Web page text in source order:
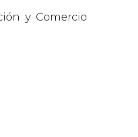
y Comercio